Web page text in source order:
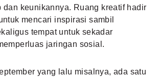
dan keunikannya. Ruang kreatif hadir
mencari inspirasi sambil
tempat untuk sekadar
jaringan sosial.
yang lalu misalnya, ada satu